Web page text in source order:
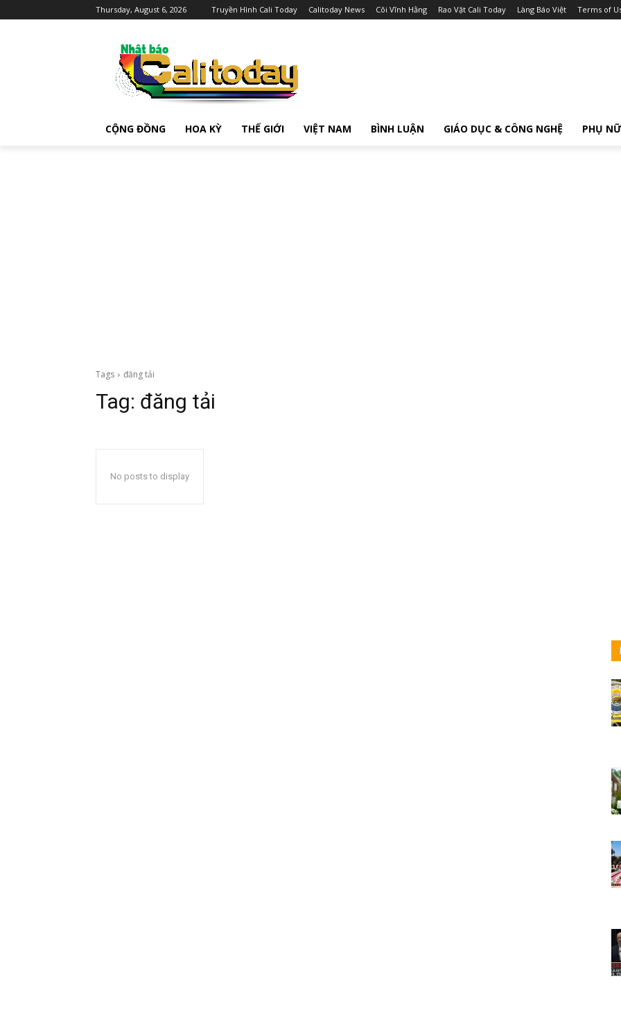
Thursday, August 6, 2026 Truyền Hình Cali Today Calitoday News Cõi Vĩnh Hằng Rao Vặt Cali Today Làng Báo Việt Terms of
CỘNG ĐỒNG HOA KỲ THẾ GIỚI VIỆT NAM BÌNH LUẬN GIÁO DỤC & CÔNG NGHỆ PHỤ NỮ
Tags đăng tải
Tag: đăng tải
No posts to display